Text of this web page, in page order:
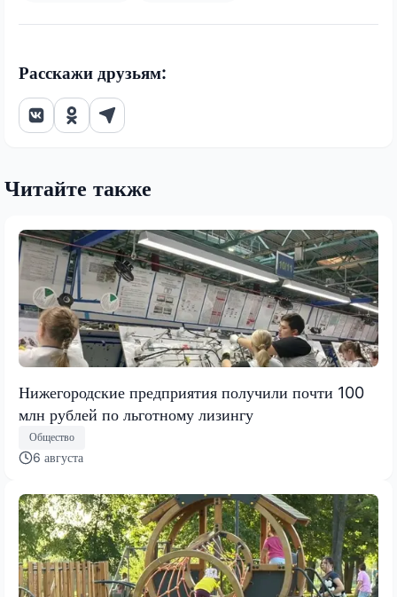
Расскажи друзьям:
Читайте также
Нижегородские предприятия получили почти 100
млн рублей по льготному лизингу
Общество
6 августа